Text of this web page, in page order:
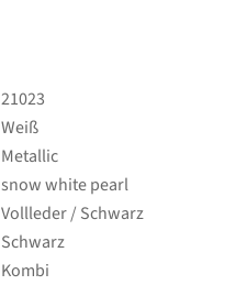
21023
Weiß
Metallic
snow white pearl
Vollleder / Schwarz
Schwarz
Kombi